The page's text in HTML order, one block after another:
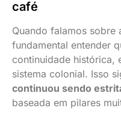
café
Quando falamos sobre
fundamental entender
continuidade histórica,
sistema colonial. Isso
continuou sendo
baseada em pilares